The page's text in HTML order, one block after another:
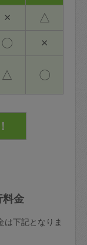
× △
〇 ×
△ 〇
料金
は下記となりま